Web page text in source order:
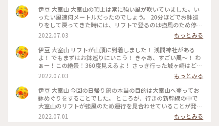
伊豆 大室山 大室山の頂上は常に強い風が吹いていました。い
ったい風速何メートルだったのでしょう。 20分ほどでお鉢巡
りをして戻ってきた時には、リフトで登るのは強風のため停止
となり、お鉢めぐりもできなくなってしまっていました。 帰
りのリフトを並んで待っている間に、さっきまで雲の中にいた
富士山を見ることができました。 強風に立ち向かいながら、
仁王立ちになって富士山の姿をずっと見ていました。 #Myこと
りっぷ #アートみたいな景色 #涼を感じる #お鉢の真ん中は #
アーチェリー場 #山焼きも #迫力ありそう
2022.07.03
もっとみる
伊豆 大室山 リフトが山頂に到着しました！ 浅間神社がある
よ！ でもまずはお鉢巡りにいこう！ きゃあ、すごい風〜！ わ
ぁー！この絶景！360度見えるよ！ さっき行った城ヶ崎はど
こ？ 伊豆大島もくっきり見えるよ！ 早くあの頂上まで歩いて
行こう！ アゲハチョウが飛んでるよ〜。 っと忙しい当時の実
況です💦 #Myことりっぷ #アートみたいな景色 #涼を感じる #
ダンボールで #滑ったら #楽しそう
2022.07.03
もっとみる
伊豆 大室山 今回の日帰り旅の本当の目的は大室山へ登ってお
鉢めぐりをすることでした。 ところが、行きの新幹線の中で
大室山のリフトが強風のため運行を見合わせていることが発
覚！ 新幹線の窓からの富士山も二重の笠雲だったので「これ
はだめだ💦」と半ばあきらめムードとなりました。 「仕方な
2022.07.01 もっとみる